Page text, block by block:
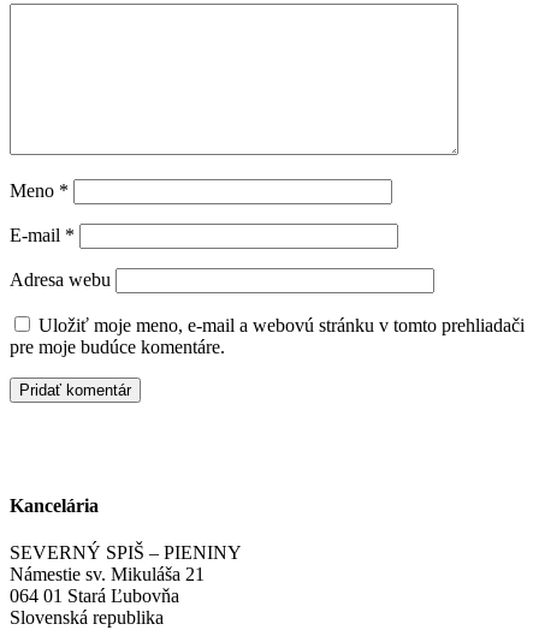
Meno *
E-mail *
Adresa webu
Uložiť moje meno, e-mail a webovú stránku v tomto prehliadači
pre moje budúce komentáre.
Kancelária
SEVERNÝ SPIŠ – PIENINY
Námestie sv. Mikuláša 21
064 01 Stará Ľubovňa
Slovenská republika